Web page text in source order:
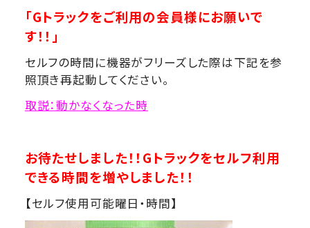
「Gトラックをご利用の会員様にお願いで
す！！」
セルフの時間に機器がフリーズした際は下記を参
照頂き再起動してください。
取説：動かなくなった時
お待たせしました！！Gトラックをセルフ利用
できる時間を増やしました！！
【セルフ使用可能曜日・時間】